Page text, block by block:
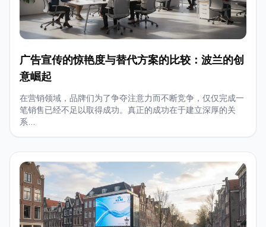
广告宣传的惊艳度与替代方案的比较：波兰的创
意崛起
在营销领域，品牌们为了争夺注意力而不断竞争，仅仅完成一
笔销售已经不足以取得成功。真正的成功在于建立深厚的关
系...